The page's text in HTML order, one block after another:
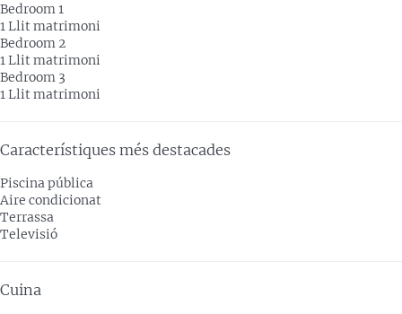
Bedroom 1
1 Llit matrimoni
Bedroom 2
1 Llit matrimoni
Bedroom 3
1 Llit matrimoni
Característiques més destacades
Piscina pública
Aire condicionat
Terrassa
Televisió
Cuina